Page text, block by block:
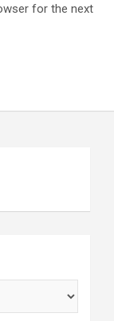
for the next